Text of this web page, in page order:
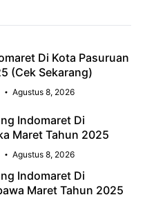
Di Kota Pasuruan
(Cek Sekarang)
Agustus 8, 2026
Indomaret Di
Maret Tahun 2025
Agustus 8, 2026
Indomaret Di
Maret Tahun 2025